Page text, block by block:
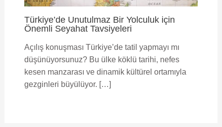
Türkiye’de Unutulmaz Bir Yolculuk için
Önemli Seyahat Tavsiyeleri
Açılış konuşması Türkiye’de tatil yapmayı mı
düşünüyorsunuz? Bu ülke köklü tarihi, nefes
kesen manzarası ve dinamik kültürel ortamıyla
gezginleri büyülüyor. […]